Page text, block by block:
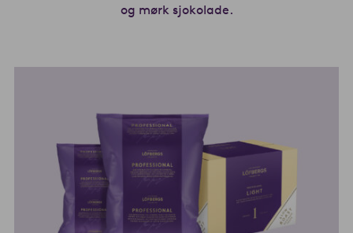
og mørk sjokolade.